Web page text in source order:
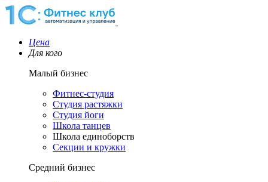
Цена
Для кого
Малый бизнес
Фитнес-студия
Студия растяжки
Студия йоги
Школа танцев
Школа единоборств
Секции и кружки
Средний бизнес